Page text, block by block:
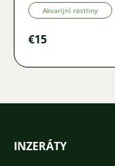
Akvarijní rostliny
€15
INZERÁTY